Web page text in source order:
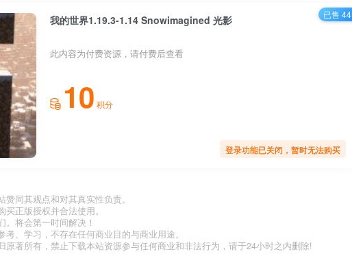
我的世界1.19.3-1.14 Snowimagined 光影
此内容为付费资源，请付费后查看
10 积分
登录功能已关闭，暂时无法购买
已售 44
同其观点和对其真实性负责。
正版授权并合法使用。
将会第一时间解决！
、学习，不存在任何商业目的与商业用途。
著所有，禁止下载本站资源参与任何商业和非法行为，请于24小时之内删除!